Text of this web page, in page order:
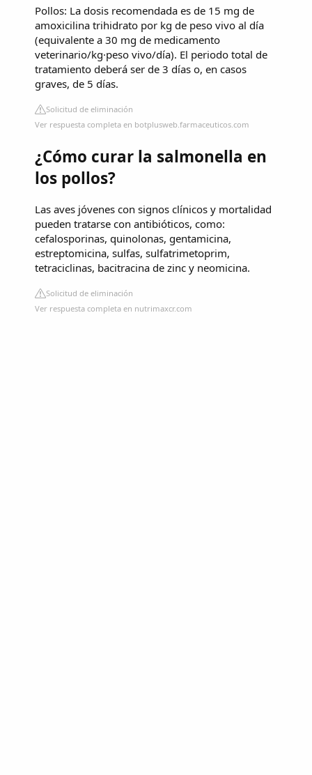
Pollos: La dosis recomendada es de 15 mg de
amoxicilina trihidrato por kg de peso vivo al día
(equivalente a 30 mg de medicamento
veterinario/kg·peso vivo/día). El periodo total de
tratamiento deberá ser de 3 días o, en casos
graves, de 5 días.
Solicitud de eliminación
Ver respuesta completa en botplusweb.farmaceuticos.com
¿Cómo curar la salmonella en
los pollos?
Las aves jóvenes con signos clínicos y mortalidad
pueden tratarse con antibióticos, como:
cefalosporinas, quinolonas, gentamicina,
estreptomicina, sulfas, sulfatrimetoprim,
tetraciclinas, bacitracina de zinc y neomicina.
Solicitud de eliminación
Ver respuesta completa en nutrimaxcr.com